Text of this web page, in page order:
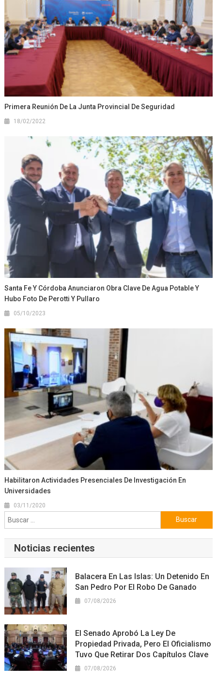
Primera Reunión De La Junta Provincial De Seguridad
18/02/2022
Santa Fe Y Córdoba Anunciaron Obra Clave De Agua Potable Y
Hubo Foto De Perotti Y Pullaro
05/10/2023
Habilitaron Actividades Presenciales De Investigación En
Universidades
03/11/2020
Buscar:
Noticias recientes
Balacera En Las Islas: Un Detenido En
San Pedro Por El Robo De Ganado
07/08/2026
El Senado Aprobó La Ley De
Propiedad Privada, Pero El Oficialismo
Tuvo Que Retirar Dos Capítulos Clave
07/08/2026